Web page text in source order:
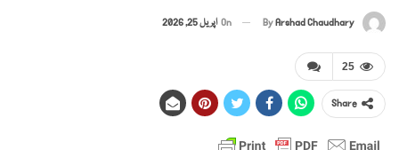
ByArshad Chaudhary
On اپریل 25, 2026
25
Share